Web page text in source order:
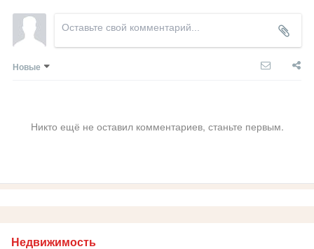
Новые
Никто ещё не оставил комментариев, станьте первым.
Недвижимость